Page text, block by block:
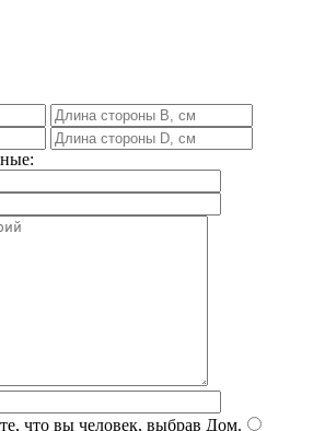
что вы человек, выбрав Дом.